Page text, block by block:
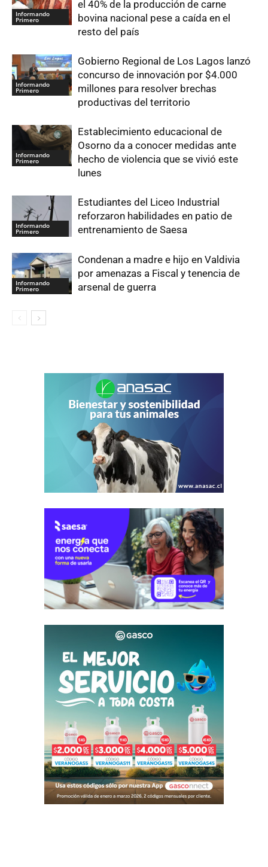
Informando
Primero
el 40% de la producción de carne
bovina nacional pese a caída en el
resto del país
Informando
Primero
Gobierno Regional de Los Lagos lanzó
concurso de innovación por $4.000
millones para resolver brechas
productivas del territorio
Informando
Primero
Establecimiento educacional de
Osorno da a conocer medidas ante
hecho de violencia que se vivió este
lunes
Informando
Primero
Estudiantes del Liceo Industrial
reforzaron habilidades en patio de
entrenamiento de Saesa
Informando
Primero
Condenan a madre e hijo en Valdivia
por amenazas a Fiscal y tenencia de
arsenal de guerra